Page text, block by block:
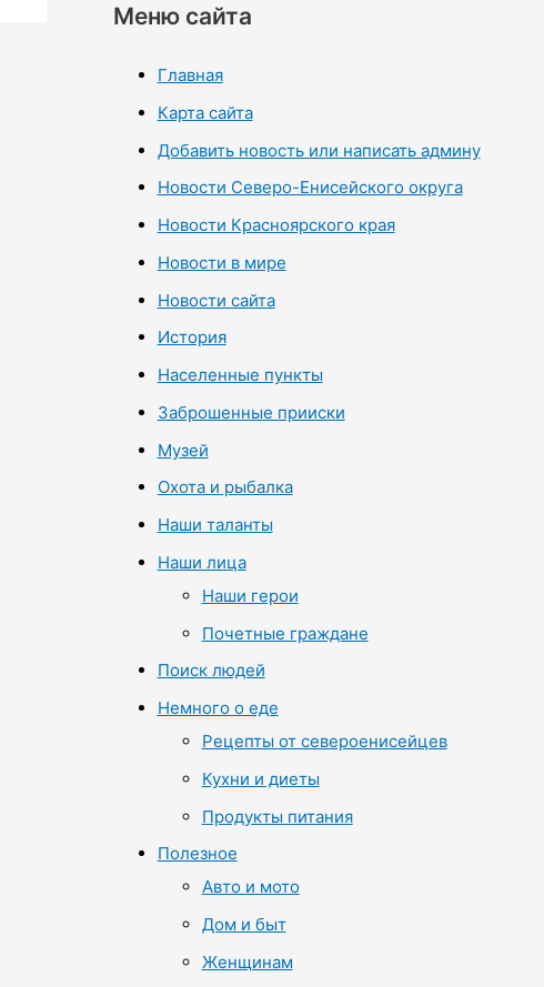
Меню сайта
Главная
Карта сайта
Добавить новость или написать админу
Новости Северо-Енисейского округа
Новости Красноярского края
Новости в мире
Новости сайта
История
Населенные пункты
Заброшенные прииски
Музей
Охота и рыбалка
Наши таланты
Наши лица
Наши герои
Почетные граждане
Поиск людей
Немного о еде
Рецепты от североенисейцев
Кухни и диеты
Продукты питания
Полезное
Авто и мото
Дом и быт
Женщинам